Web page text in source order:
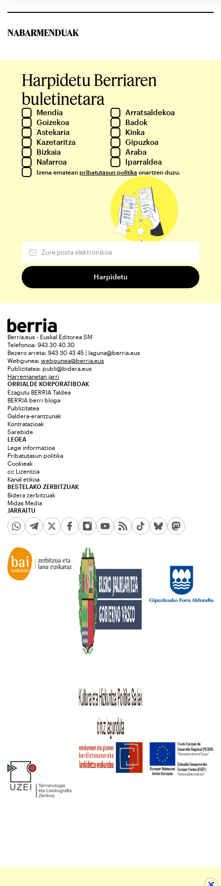
NABARMENDUAK
Harpidetu Berriaren
buletinetara
Mendia
Arratsaldekoa
Goizekoa
Badok
Astekaria
Kinka
Kazetaritza
Gipuzkoa
Bizkaia
Araba
Nafarroa
Iparraldea
Izena ematean pribatutasun politika onartzen duzu.
Berria.eus - Euskal Editorea SM
Telefonoa: 943 30 40 30
Bezero arreta: 943 30 43 45 | laguna@berria.eus
Webgunea: webgunea@berria.eus
Publizitatea: publi@bidera.eus
Harremanetan jarri
ORRIALDE KORPORATIBOAK
Ezagutu BERRIA Taldea
BERRIA berri bloga
Publizitatea
Galdera-erantzunak
Kontratazioak
Sarebide
JARRAITU
LEGEA
Lege informazioa
Pribatutasun politika
Cookieak
cc Lizentzia
Kanal etikoa
BESTELAKO ZERBITZUAK
Bidera zerbitzuak
Midas Media